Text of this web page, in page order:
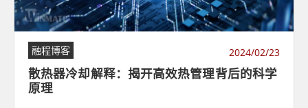
融程博客 2024/02/23
散热器冷却解释：揭开高效热管理背后的科学
原理